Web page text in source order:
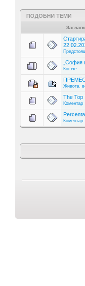
ПОДОБНИ ТЕМИ
„София
Кошче
Живота,
The Top
Коментар
Коментар